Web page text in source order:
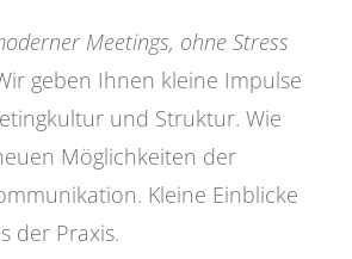
Meetings, ohne Stress
geben Ihnen kleine Impulse
und Struktur. Wie
Möglichkeiten der
Kleine Einblicke
der Praxis.